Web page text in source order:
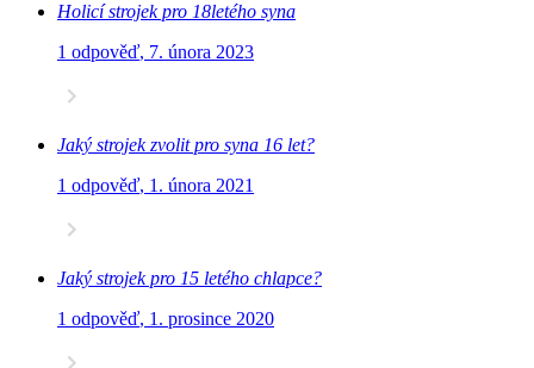
Holicí strojek pro 18letého syna
1 odpověď, 7. února 2023
Jaký strojek zvolit pro syna 16 let?
1 odpověď, 1. února 2021
Jaký strojek pro 15 letého chlapce?
1 odpověď, 1. prosince 2020